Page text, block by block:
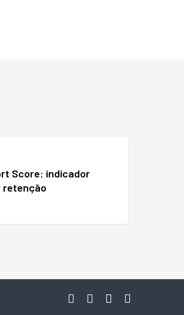
Score: indicador
retenção
facebooklinkedinyoutubeinstagram